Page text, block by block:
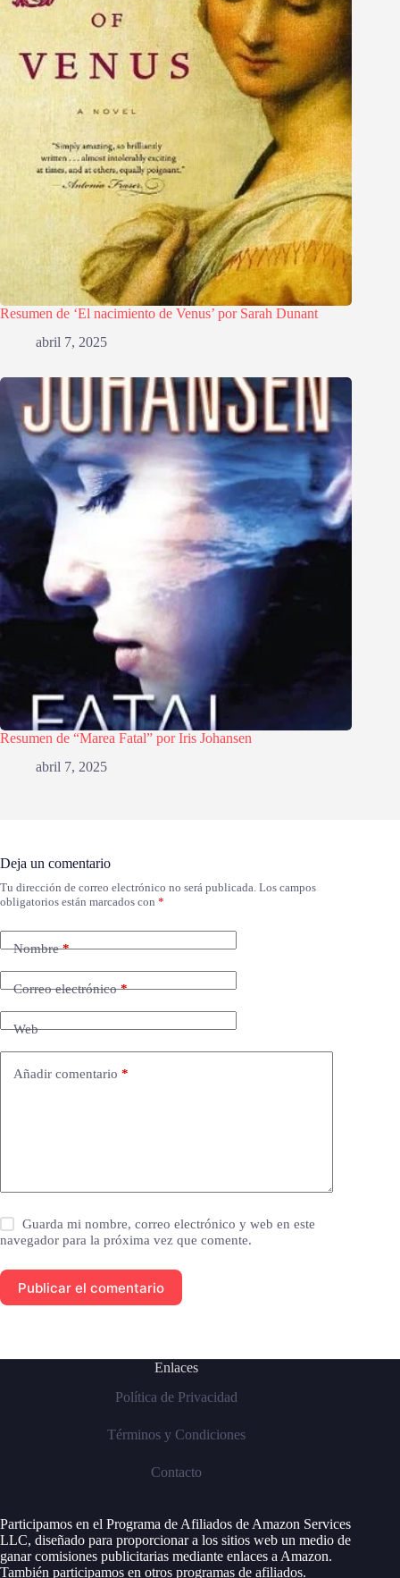
Resumen de ‘El nacimiento de Venus’ por Sarah Dunant
abril 7, 2025
Resumen de “Marea Fatal” por Iris Johansen
abril 7, 2025
Deja un comentario
Tu dirección de correo electrónico no será publicada. Los campos
obligatorios están marcados con *
Nombre*
Correo electrónico*
Web
Añadir comentario *
Guarda mi nombre, correo electrónico y web en este
navegador para la próxima vez que comente.
Publicar el comentario
Enlaces
Política de Privacidad
Términos y Condiciones
Contacto
Participamos en el Programa de Afiliados de Amazon Services
LLC, diseñado para proporcionar a los sitios web un medio de
ganar comisiones publicitarias mediante enlaces a Amazon.
También participamos en otros programas de afiliados.